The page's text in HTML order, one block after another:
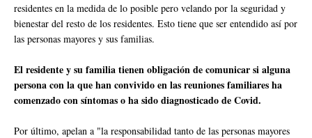
residentes en la medida de lo posible pero velando por la seguridad y
bienestar del resto de los residentes. Esto tiene que ser entendido así por
las personas mayores y sus familias.
El residente y su familia tienen obligación de comunicar si alguna
persona con la que han convivido en las reuniones familiares ha
comenzado con síntomas o ha sido diagnosticado de Covid.
Por último, apelan a "la responsabilidad tanto de las personas mayores